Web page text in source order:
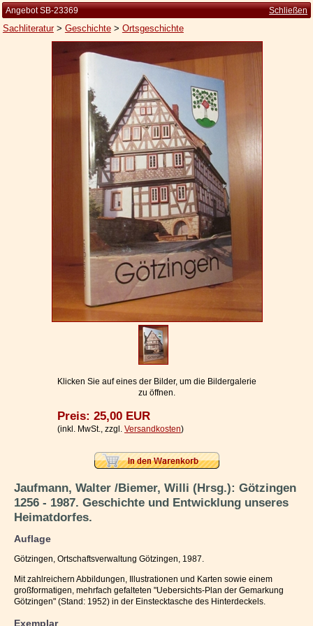
Zur Person
Kleine Kulturgeschichte
Die Brockhaus Auflagen
Widerrufsbelehrung
Geschäftsbedingungen
Datenschutzerklärung
Ihr Warenkorb
Angebot SB-23369 Schließen
Sachliteratur> Geschichte> Ortsgeschichte
Klicken Sie auf eines der Bilder, um die Bildergalerie
zu öffnen.
Preis: 25,00 EUR
(inkl. MwSt., zzgl. Versandkosten)
Jaufmann, Walter /Biemer, Willi (Hrsg.): Götzingen
1256 - 1987. Geschichte und Entwicklung unseres
Heimatdorfes.
Auflage
Götzingen, Ortschaftsverwaltung Götzingen, 1987.
Mit zahlreichern Abbildungen, Illustrationen und Karten sowie einem
großformatigen, mehrfach gefalteten "Uebersichts-Plan der Gemarkung
Götzingen" (Stand: 1952) in der Einstecktasche des Hinterdeckels.
Exemplar